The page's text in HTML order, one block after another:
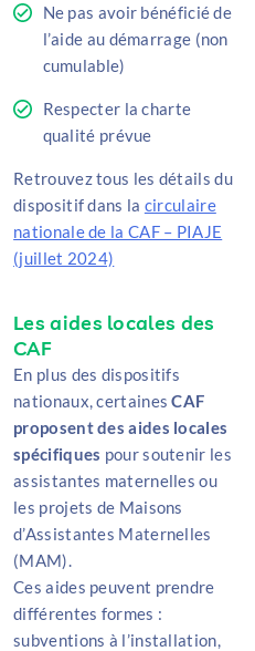
Ne pas avoir bénéficié de
l’aide au démarrage (non
cumulable)
Respecter la charte
qualité prévue
Retrouvez tous les détails du
dispositif dans la circulaire
nationale de la CAF – PIAJE
(juillet 2024)
Les aides locales des
CAF
En plus des dispositifs
nationaux, certainesCAF
proposent des aides locales
spécifiques pour soutenir les
assistantes maternelles ou
les projets de Maisons
d’Assistantes Maternelles
(MAM).
Ces aides peuvent prendre
différentes formes :
subventions à l’installation,